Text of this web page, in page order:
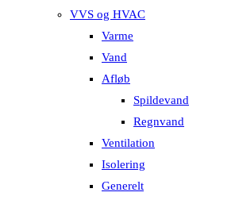
VVS og HVAC
Varme
Vand
Afløb
Spildevand
Regnvand
Ventilation
Isolering
Generelt